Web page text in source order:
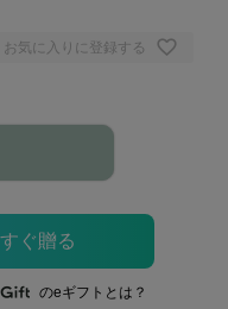
お気に入りに登録する
のeギフトとは？